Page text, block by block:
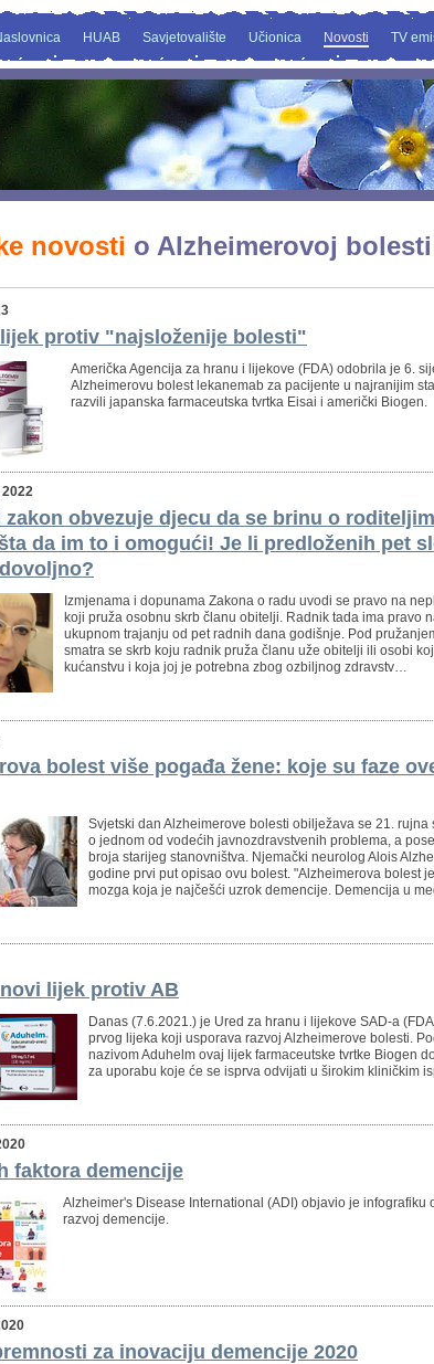
HUAB Savjetovalište Učionica Novosti TV
novosti o Alzheimerovoj bolesti
protiv "najsloženije bolesti"
Američka Agencija za hranu i lijekove (FDA) odobrila je 6.
Alzheimerovu bolest lekanemab za pacijente u najranijim
razvili japanska farmaceutska tvrtka Eisai i američki Biogen.
obvezuje djecu da se brinu o
da im to i omogući! Je li predloženih pet
Izmjenama i dopunama Zakona o radu uvodi se pravo na
koji pruža osobnu skrb članu obitelji. Radnik tada ima pravo
ukupnom trajanju od pet radnih dana godišnje. Pod
smatra se skrb koju radnik pruža članu uže obitelji ili osobi
kućanstvu i koja joj je potrebna zbog ozbiljnog zdravstv…
bolest više pogađa žene: koje su faze
Svjetski dan Alzheimerove bolesti obilježava se 21. rujna
o jednom od vodećih javnozdravstvenih problema, a
broja starijeg stanovništva. Njemački neurolog Alois
godine prvi put opisao ovu bolest. "Alzheimerova bolest
mozga koja je najčešći uzrok demencije. Demencija u
lijek protiv AB
Danas (7.6.2021.) je Ured za hranu i lijekove SAD-a
prvog lijeka koji usporava razvoj Alzheimerove bolesti.
nazivom Aduhelm ovaj lijek farmaceutske tvrtke Biogen
za uporabu koje će se isprva odvijati u širokim kliničkim
faktora demencije
Alzheimer's Disease International (ADI) objavio je infografiku
razvoj demencije.
za inovaciju demencije 2020